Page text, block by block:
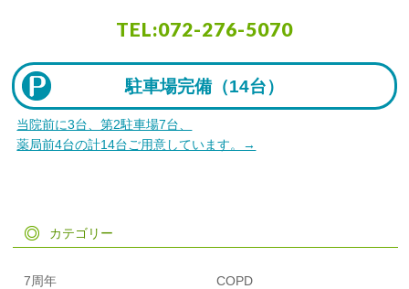
TEL:072-276-5070
駐車場完備（14台）
当院前に3台、第2駐車場7台、
薬局前4台の計14台ご用意しています。→
カテゴリー
7周年 COPD